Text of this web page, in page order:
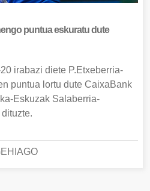
puntua eskuratu dute
irabazi diete P.Etxeberria-
puntua lortu dute CaixaBank
Eskuzak Salaberria-